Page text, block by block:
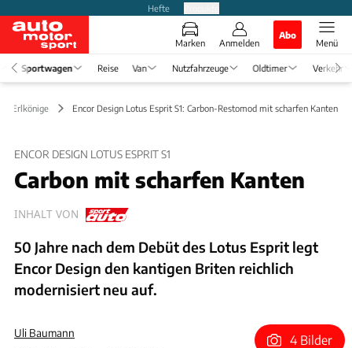
Hefte
Marken Anmelden
Abo
Menü
Sportwagen Reise Van Nutzfahrzeuge Oldtimer Verkehr
& Erlkönige Encor Design Lotus Esprit S1: Carbon-Restomod mit scharfen Kanten
ENCOR DESIGN LOTUS ESPRIT S1
Carbon mit scharfen Kanten
INHALT VON
50 Jahre nach dem Debüt des Lotus Esprit legt
Encor Design den kantigen Briten reichlich
modernisiert neu auf.
Uli Baumann
4 Bilder